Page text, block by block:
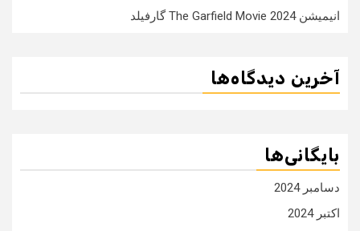
انیمیشن The Garfield Movie 2024 گارفیلد
آخرین دیدگاه‌ها
بایگانی‌ها
دسامبر 2024
اکتبر 2024